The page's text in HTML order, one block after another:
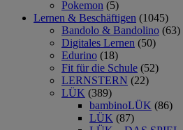
Pokemon (5)
Lernen & Beschäftigen (1045)
Bandolo & Bandolino (63)
Digitales Lernen (50)
Edurino (18)
Fit für die Schule (52)
LERNSTERN (22)
LÜK (389)
bambinoLÜK (86)
LÜK (87)